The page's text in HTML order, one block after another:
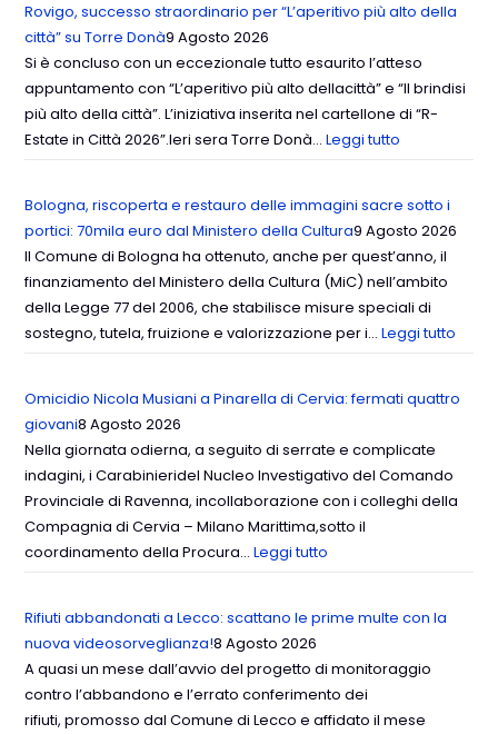
Rovigo, successo straordinario per “L’aperitivo più alto della
città” su Torre Donà9 Agosto 2026
Si è concluso con un eccezionale tutto esaurito l’atteso
appuntamento con “L’aperitivo più alto dellacittà” e “Il brindisi
più alto della città”. L’iniziativa inserita nel cartellone di “R-
Estate in Città 2026”.Ieri sera Torre Donà…Leggi tutto
Bologna, riscoperta e restauro delle immagini sacre sotto i
portici: 70mila euro dal Ministero della Cultura9 Agosto 2026
Il Comune di Bologna ha ottenuto, anche per quest’anno, il
finanziamento del Ministero della Cultura (MiC) nell’ambito
della Legge 77 del 2006, che stabilisce misure speciali di
sostegno, tutela, fruizione e valorizzazione per i…Leggi tutto
Omicidio Nicola Musiani a Pinarella di Cervia: fermati quattro
giovani8 Agosto 2026
Nella giornata odierna, a seguito di serrate e complicate
indagini, i Carabinieridel Nucleo Investigativo del Comando
Provinciale di Ravenna, incollaborazione con i colleghi della
Compagnia di Cervia – Milano Marittima,sotto il
coordinamento della Procura…Leggi tutto
Rifiuti abbandonati a Lecco: scattano le prime multe con la
nuova videosorveglianza!8 Agosto 2026
A quasi un mese dall’avvio del progetto di monitoraggio
contro l’abbandono e l’errato conferimento dei
rifiuti, promosso dal Comune di Lecco e affidato il mese